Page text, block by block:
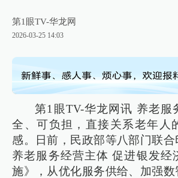
第1眼TV-华龙网
2026-03-25 14:03
第1眼TV-华龙网讯 养老服
全、可负担，直接关系老年人
感。日前，民政部等八部门联
养老服务经营主体 促进银发经
施》，从优化服务供给、加强